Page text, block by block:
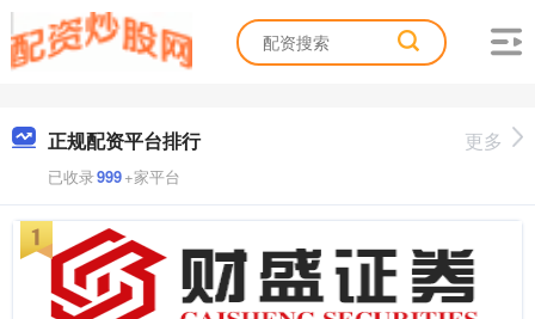
正规配资平台排行
已收录999+家平台
更多